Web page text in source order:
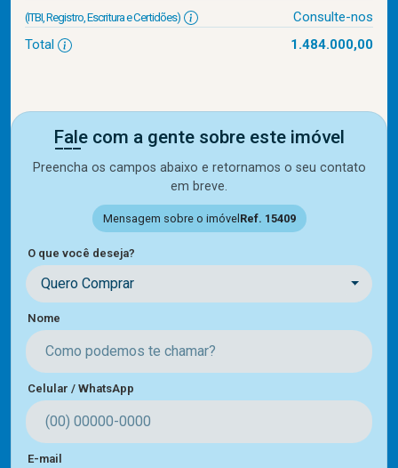
(ITBI, Registro, Escritura e Certidões)
Consulte-nos
Total
1.484.000,00
Fale com a gente sobre este imóvel
Preencha os campos abaixo e retornamos o seu contato
em breve.
Mensagem sobre o imóvel Ref. 15409
O que você deseja?
Quero Comprar
Nome
Celular / WhatsApp
E-mail